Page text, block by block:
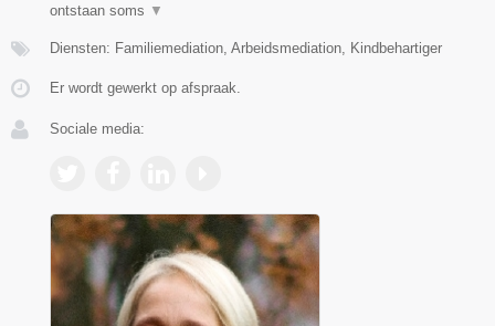
ontstaan soms ▼
Diensten: Familiemediation, Arbeidsmediation, Kindbehartiger
Er wordt gewerkt op afspraak.
Sociale media: